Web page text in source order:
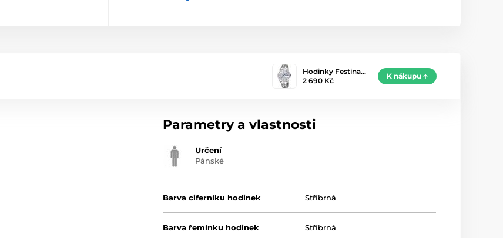
Hodinky Festina…
2 690 Kč
K nákupu
Parametry a vlastnosti
Určení
Pánské
Barva ciferníku hodinek Stříbrná
Barva řemínku hodinek Stříbrná